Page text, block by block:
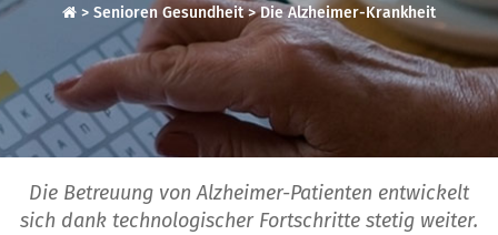
> Senioren Gesundheit>Die Alzheimer-Krankheit
Die Betreuung von Alzheimer-Patienten entwickelt
sich dank technologischer Fortschritte stetig weiter.